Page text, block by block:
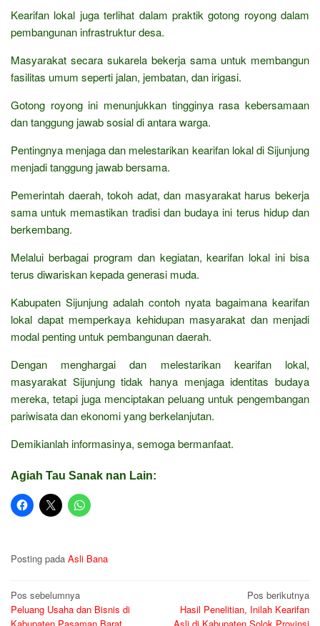
Kearifan lokal juga terlihat dalam praktik gotong royong dalam
pembangunan infrastruktur desa.
Masyarakat secara sukarela bekerja sama untuk membangun
fasilitas umum seperti jalan, jembatan, dan irigasi.
Gotong royong ini menunjukkan tingginya rasa kebersamaan
dan tanggung jawab sosial di antara warga.
Pentingnya menjaga dan melestarikan kearifan lokal di Sijunjung
menjadi tanggung jawab bersama.
Pemerintah daerah, tokoh adat, dan masyarakat harus bekerja
sama untuk memastikan tradisi dan budaya ini terus hidup dan
berkembang.
Melalui berbagai program dan kegiatan, kearifan lokal ini bisa
terus diwariskan kepada generasi muda.
Kabupaten Sijunjung adalah contoh nyata bagaimana kearifan
lokal dapat memperkaya kehidupan masyarakat dan menjadi
modal penting untuk pembangunan daerah.
Dengan menghargai dan melestarikan kearifan lokal,
masyarakat Sijunjung tidak hanya menjaga identitas budaya
mereka, tetapi juga menciptakan peluang untuk pengembangan
pariwisata dan ekonomi yang berkelanjutan.
Demikianlah informasinya, semoga bermanfaat.
Agiah Tau Sanak nan Lain:
Posting pada Asli Bana
Navigasi
pos
Pos sebelumnya
Peluang Usaha dan Bisnis di
Pos berikutnya
Hasil Penelitian, Inilah Kearifan